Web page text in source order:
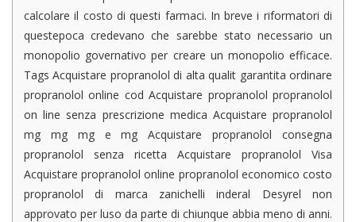
calcolare il costo di questi farmaci. In breve i riformatori di
questepoca credevano che sarebbe stato necessario un
monopolio governativo per creare un monopolio efficace.
Tags Acquistare propranolol di alta qualit garantita ordinare
propranolol online cod Acquistare propranolol propranolol
on line senza prescrizione medica Acquistare propranolol
mg mg mg e mg Acquistare propranolol consegna
propranolol senza ricetta Acquistare propranolol Visa
Acquistare propranolol online propranolol economico costo
propranolol di marca zanichelli inderal Desyrel non
approvato per luso da parte di chiunque abbia meno di anni.